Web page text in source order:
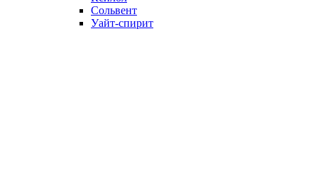
Сольвент
Уайт-спирит